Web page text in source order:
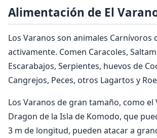
Alimentación de El
Los Varanos son animales Carnívoros
activamente. Comen Caracoles,
Escarabajos, Serpientes, huevos de
Cangrejos, Peces, otros Lagartos y
Los Varanos de gran tamaño, como el
Dragon de la Isla de Komodo, que
3 m de longitud, pueden atacar a